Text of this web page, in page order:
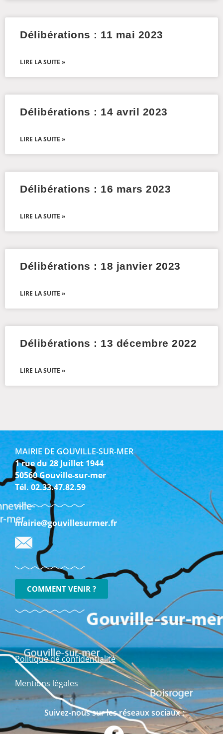
Délibérations : 11 mai 2023
LIRE LA SUITE »
Délibérations : 14 avril 2023
LIRE LA SUITE »
Délibérations : 16 mars 2023
LIRE LA SUITE »
Délibérations : 18 janvier 2023
LIRE LA SUITE »
Délibérations : 13 décembre 2022
LIRE LA SUITE »
MAIRIE DE GOUVILLE-SUR-MER
1 rue du 28 Juillet 1944
50560 Gouville-sur-mer
Tél. 02.33.47.82.59
mairie@gouvillesurmer.fr
COMMENT VENIR ?
Politique de confidentialité
Mentions légales
Suivez-nous sur les réseaux sociaux :